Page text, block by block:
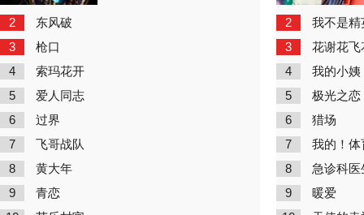
2 东风破
3 枪口
4 索玛花开
5 爱人同志
6 过界
7 飞哥战队
8 黄大年
9 青恋
2 我不是精
3 花谢花飞
4 我的小姨
5 极光之恋
6 猎场
7 我的！体
8 急诊科医
9 暖爱